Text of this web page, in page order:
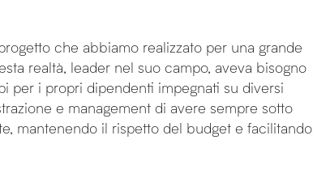
che abbiamo realizzato per una grande
realtà, leader nel suo campo, aveva bisogno
per i propri dipendenti impegnati su diversi
e management di avere sempre sotto
mantenendo il rispetto del budget e facilitando